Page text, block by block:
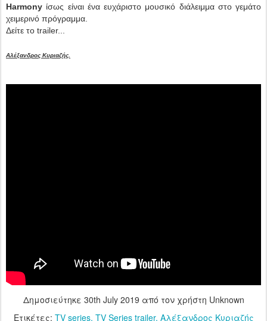
Harmony ίσως είναι ένα ευχάριστο μουσικό διάλειμμα στο γεμάτο
χειμερινό πρόγραμμα.
Δείτε το trailer...
Αλέξανδρος Κυριαζής.
Δημοσιεύτηκε 30th July 2019 από τον χρήστη Unknown
Ετικέτες: TV series TV Series trailer Αλέξανδρος Κυριαζής